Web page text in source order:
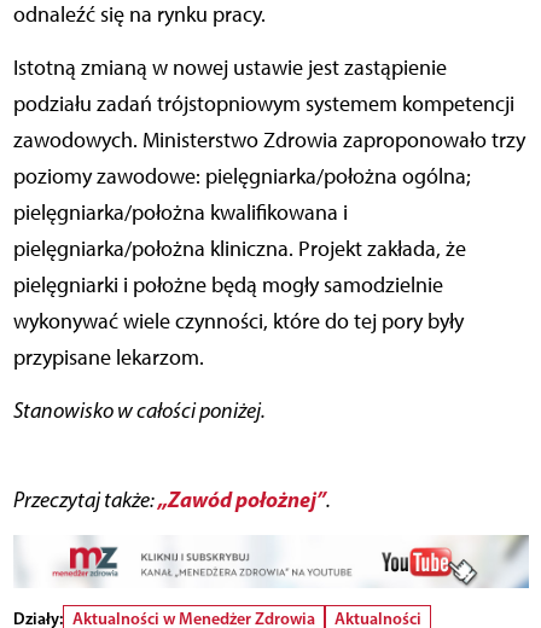
odnaleźć się na rynku pracy.
Istotną zmianą w nowej ustawie jest zastąpienie
podziału zadań trójstopniowym systemem kompetencji
zawodowych. Ministerstwo Zdrowia zaproponowało trzy
poziomy zawodowe: pielęgniarka/położna ogólna;
pielęgniarka/położna kwalifikowana i
pielęgniarka/położna kliniczna. Projekt zakłada, że
pielęgniarki i położne będą mogły samodzielnie
wykonywać wiele czynności, które do tej pory były
przypisane lekarzom.
Stanowisko w całości poniżej.
Przeczytaj także:„Zawód położnej”.
Działy: Aktualności w Menedżer Zdrowia
Aktualności